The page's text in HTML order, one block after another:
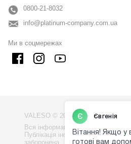
0800-21-8032
info@platinum-company.com.ua
Ми в соцмережах
VALESO © 2009 - 2026
Вся інформація на сайті -
Публікація інформації з сайту
заборонена.